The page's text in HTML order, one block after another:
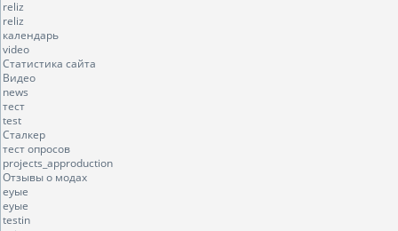
reliz
reliz
календарь
video
Статистика сайта
Видео
news
тест
test
Сталкер
тест опросов
projects_approduction
Отзывы о модах
еуые
еуые
testin